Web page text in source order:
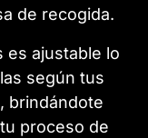
de recogida.
es ajustable lo
según tus
brindándote
proceso de